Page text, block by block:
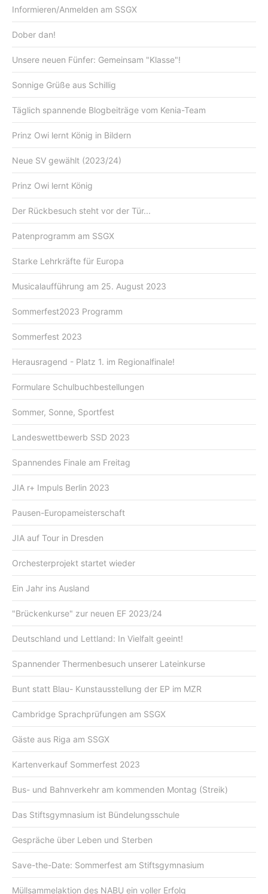
Informieren/Anmelden am SSGX
Dober dan!
Unsere neuen Fünfer: Gemeinsam "Klasse"!
Sonnige Grüße aus Schillig
Täglich spannende Blogbeiträge vom Kenia-Team
Prinz Owi lernt König in Bildern
Neue SV gewählt (2023/24)
Prinz Owi lernt König
Der Rückbesuch steht vor der Tür...
Patenprogramm am SSGX
Starke Lehrkräfte für Europa
Musicalaufführung am 25. August 2023
Sommerfest2023 Programm
Sommerfest 2023
Herausragend - Platz 1. im Regionalfinale!
Formulare Schulbuchbestellungen
Sommer, Sonne, Sportfest
Landeswettbewerb SSD 2023
Spannendes Finale am Freitag
JIA r+ Impuls Berlin 2023
Pausen-Europameisterschaft
JIA auf Tour in Dresden
Orchesterprojekt startet wieder
Ein Jahr ins Ausland
"Brückenkurse" zur neuen EF 2023/24
Deutschland und Lettland: In Vielfalt geeint!
Spannender Thermenbesuch unserer Lateinkurse
Bunt statt Blau- Kunstausstellung der EP im MZR
Cambridge Sprachprüfungen am SSGX
Gäste aus Riga am SSGX
Kartenverkauf Sommerfest 2023
Bus- und Bahnverkehr am kommenden Montag (Streik)
Das Stiftsgymnasium ist Bündelungsschule
Gespräche über Leben und Sterben
Save-the-Date: Sommerfest am Stiftsgymnasium
Müllsammelaktion des NABU ein voller Erfolg